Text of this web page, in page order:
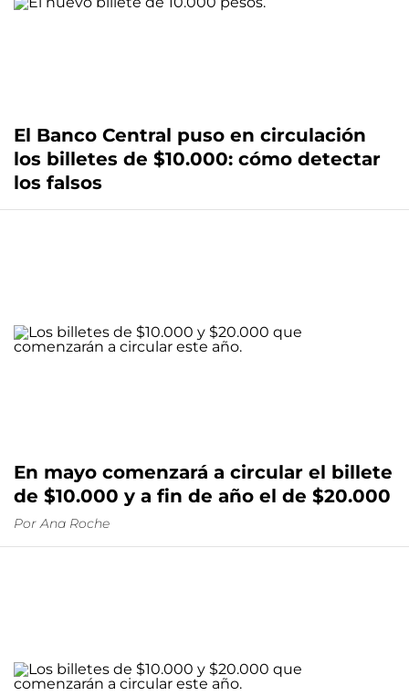
El Banco Central puso en circulación
los billetes de $10.000: cómo detectar
los falsos
En mayo comenzará a circular el billete
de $10.000 y a fin de año el de $20.000
Por Ana Roche